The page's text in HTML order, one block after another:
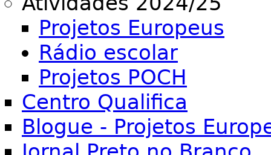
Projetos Europeus
Rádio escolar
Projetos POCH
Centro Qualifica
Blogue - Projetos